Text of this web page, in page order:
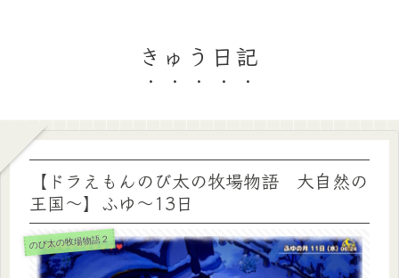
きゅう日記
【ドラえもんのび太の牧場物語 大自然の
王国～】ふゆ～13日
のび太の牧場物語２